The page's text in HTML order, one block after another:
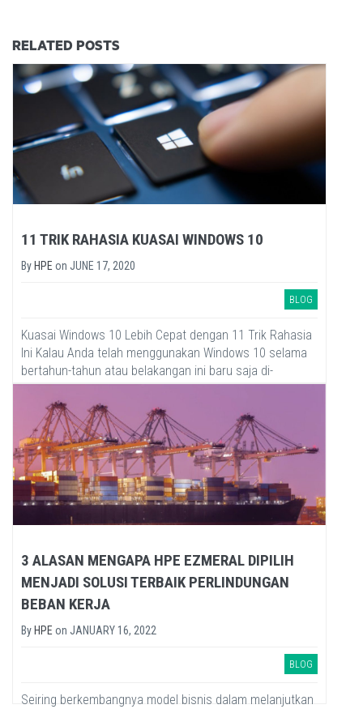
RELATED POSTS
11 TRIK RAHASIA KUASAI WINDOWS 10
By HPE on JUNE 17, 2020
BLOG
Kuasai Windows 10 Lebih Cepat dengan 11 Trik Rahasia
Ini Kalau Anda telah menggunakan Windows 10 selama
bertahun-tahun atau belakangan ini baru saja di-
upgrade, ada...
3 ALASAN MENGAPA HPE EZMERAL DIPILIH
MENJADI SOLUSI TERBAIK PERLINDUNGAN
BEBAN KERJA
By HPE on JANUARY 16, 2022
BLOG
Seiring berkembangnya model bisnis dalam melanjutkan